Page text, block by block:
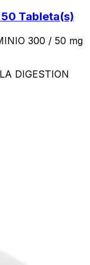
50 Tableta(s)
300 / 50 mg
DIGESTION